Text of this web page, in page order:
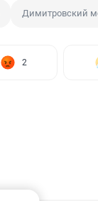
Димитровский
2